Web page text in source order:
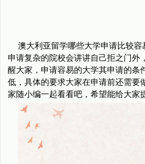
澳大利亚留学哪些大学申请比较容
申请复杂的院校会讲讲自己拒之门外
醒大家，申请容易的大学其申请的条
低，具体的要求大家在申请前还需要
家随小编一起看看吧，希望能给大家